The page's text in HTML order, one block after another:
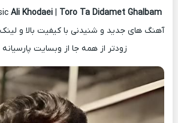
Ali Khodaei| Toro Ta Didamet Ghalbam
آهنگ های جدید و شنیدنی با کیفیت بالا و
زودتر از همه جا از وبسایت پارسیانه